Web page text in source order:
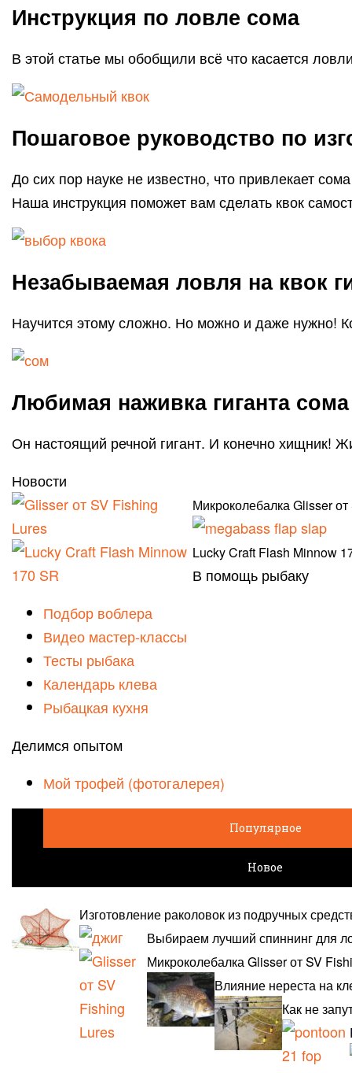
Инструкция по ловле сома
В этой статье мы обобщили всё что касается
Пошаговое руководство по
До сих пор науке не известно, что привлекает
Наша инструкция поможет вам сделать квок
Незабываемая ловля на квок
Научится этому сложно. Но можно и даже нужно!
Любимая наживка гиганта сома
Он настоящий речной гигант. И конечно
Новости
Микроколебалка Glisser
Lucky Craft Flash Minnow
В помощь рыбаку
Подбор воблера
Видео мастер-классы
Тесты рыбака
Календарь клева
Рыбацкая кухня
Делимся опытом
Мой трофей (фотогалерея)
Популярное
Новое
Изготовление раколовок из подручных
Выбираем лучший спиннинг для
Микроколебалка Glisser от SV
Влияние нереста на
Как не